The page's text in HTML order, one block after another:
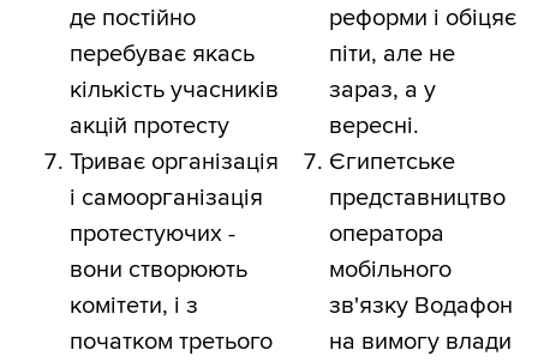
де постійно
перебуває якась
кількість учасників
акцій протесту
Триває організація
і самоорганізація
протестуючих -
вони створюють
комітети, і з
початком третього
реформи і обіцяє
піти, але не
зараз, а у
вересні.
Єгипетське
представництво
оператора
мобільного
зв'язку Водафон
на вимогу влади